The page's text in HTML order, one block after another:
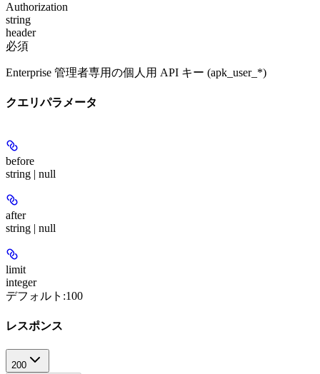
Authorization
string
header
必須
Enterprise 管理者専用の個人用 API キー (apk_user_*)
クエリパラメータ
before
string | null
after
string | null
limit
integer
デフォルト:100
レスポンス
200